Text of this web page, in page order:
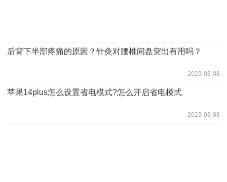
后背下半部疼痛的原因？针灸对腰椎间盘突出有用吗？
2023-03-08
苹果14plus怎么设置省电模式?怎么开启省电模式
2023-03-08